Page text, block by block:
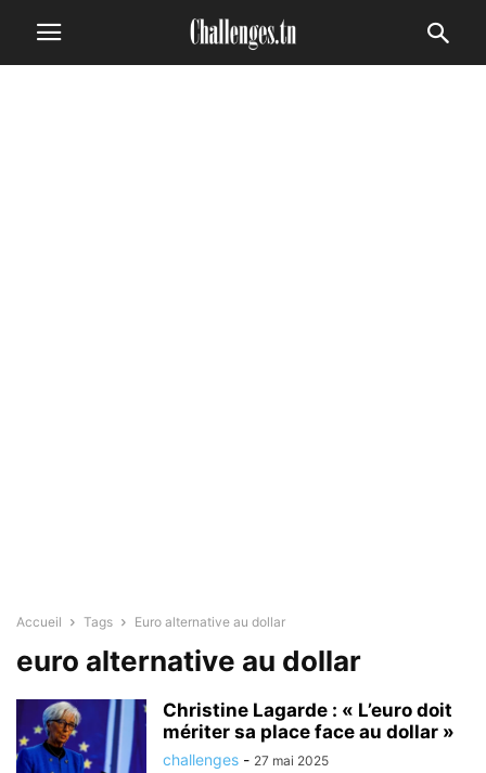
Accueil Tags Euro alternative au dollar
euro alternative au dollar
Christine Lagarde : « L’euro doit
mériter sa place face au dollar »
challenges - 27 mai 2025